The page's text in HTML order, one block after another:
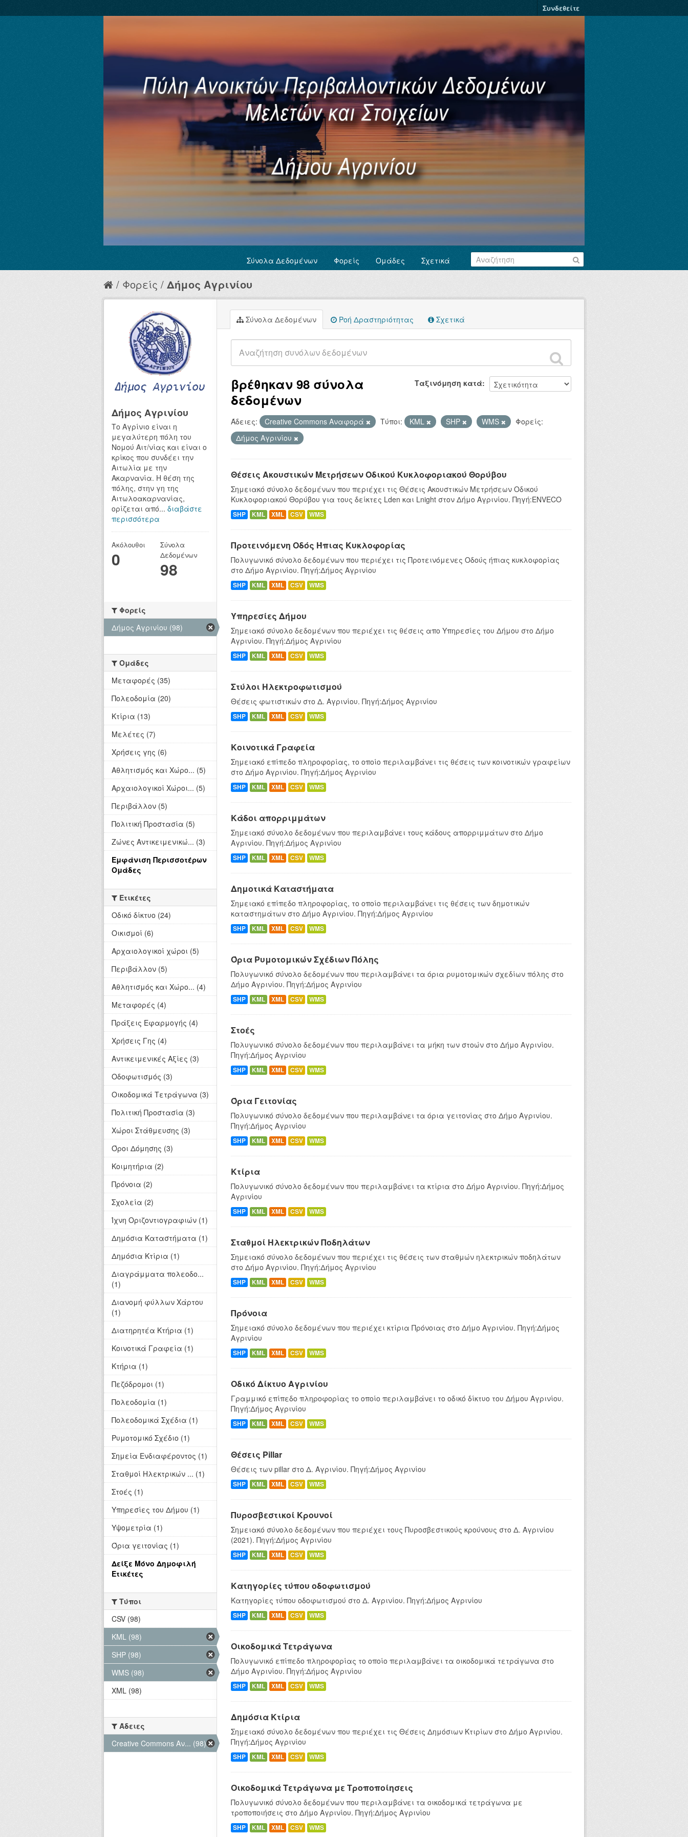
Συνδεθείτε
Σύνολα Δεδομένων Φορείς Ομάδες Σχετικά
Φορείς Δήμος Αγρινίου
Σύνολα Δεδομένων Ροή Δραστηριότητας Σχετικά
Ταξινόμηση κατά
βρέθηκαν 98 σύνολα
δεδομένων
Άδειες: Creative Commons Αναφορά Τύποι: KML SHP WMS
Φορείς:
Δήμος Αγρινίου
Θέσεις Ακουστικών Μετρήσεων Οδικού Κυκλοφοριακού Θορύβου
Σημειακό σύνολο δεδομένων που περιέχει τις Θέσεις Ακουστικών Μετρήσεων Οδικού
Κυκλοφοριακού Θορύβου για τους δείκτες Lden και Lnight στον Δήμο Αγρινίου. Πηγή:ENVECO
SHP KML XML CSV WMS
Προτεινόμενη Οδός Ήπιας Κυκλοφορίας
Πολυγωνικό σύνολο δεδομένων που περιέχει τις Προτεινόμενες Οδούς ήπιας κυκλοφορίας
στο Δήμο Αγρινίου. Πηγή:Δήμος Αγρινίου
SHP KML XML CSV WMS
Υπηρεσίες Δήμου
Σημειακό σύνολο δεδομένων που περιέχει τις θέσεις απο Υπηρεσίες του Δήμου στο Δήμο
Αγρινίου. Πηγή:Δήμος Αγρινίου
SHP KML XML CSV WMS
Στύλοι Ηλεκτροφωτισμού
Θέσεις φωτιστικών στο Δ. Αγρινίου. Πηγή:Δήμος Αγρινίου
SHP KML XML CSV WMS
Κοινοτικά Γραφεία
Σημειακό επίπεδο πληροφορίας, το οποίο περιλαμβάνει τις θέσεις των κοινοτικών γραφείων
στο Δήμο Αγρινίου. Πηγή:Δήμος Αγρινίου
SHP KML XML CSV WMS
Κάδοι απορριμμάτων
Σημειακό σύνολο δεδομένων που περιλαμβάνει τους κάδους απορριμμάτων στο Δήμο
Αγρινίου. Πηγή:Δήμος Αγρινίου
SHP KML XML CSV WMS
Δημοτικά Καταστήματα
Σημειακό επίπεδο πληροφορίας, το οποίο περιλαμβάνει τις θέσεις των δημοτικών
καταστημάτων στο Δήμο Αγρινίου. Πηγή:Δήμος Αγρινίου
SHP KML XML CSV WMS
Όρια Ρυμοτομικών Σχέδιων Πόλης
Πολυγωνικό σύνολο δεδομένων που περιλαμβάνει τα όρια ρυμοτομικών σχεδίων πόλης στο
Δήμο Αγρινίου. Πηγή:Δήμος Αγρινίου
SHP KML XML CSV WMS
Στοές
Πολυγωνικό σύνολο δεδομένων που περιλαμβάνει τα μήκη των στοών στο Δήμο Αγρινίου.
Πηγή:Δήμος Αγρινίου
SHP KML XML CSV WMS
Όρια Γειτονίας
Πολυγωνικό σύνολο δεδομένων που περιλαμβάνει τα όρια γειτονίας στο Δήμο Αγρινίου.
Πηγή:Δήμος Αγρινίου
SHP KML XML CSV WMS
Κτίρια
Πολυγωνικό σύνολο δεδομένων που περιλαμβάνει τα κτίρια στο Δήμο Αγρινίου. Πηγή:Δήμος
Αγρινίου
SHP KML XML CSV WMS
Σταθμοί Ηλεκτρικών Ποδηλάτων
Σημειακό σύνολο δεδομένων που περιέχει τις θέσεις των σταθμών ηλεκτρικών ποδηλάτων
στο Δήμο Αγρινίου. Πηγή:Δήμος Αγρινίου
SHP KML XML CSV WMS
Πρόνοια
Σημειακό σύνολο δεδομένων που περιέχει κτίρια Πρόνοιας στο Δήμο Αγρινίου. Πηγή:Δήμος
Αγρινίου
SHP KML XML CSV WMS
Οδικό Δίκτυο Αγρινίου
Γραμμικό επίπεδο πληροφορίας το οποίο περιλαμβάνει το οδικό δίκτυο του Δήμου Αγρινίου.
Πηγή:Δήμος Αγρινίου
SHP KML XML CSV WMS
Θέσεις Pillar
Θέσεις των pillar στο Δ. Αγρινίου. Πηγή:Δήμος Αγρινίου
SHP KML XML CSV WMS
Πυροσβεστικοί Κρουνοί
Σημειακό σύνολο δεδομένων που περιέχει τους Πυροσβεστικούς κρούνους στο Δ. Αγρινίου
(2021). Πηγή:Δήμος Αγρινίου
SHP KML XML CSV WMS
Κατηγορίες τύπου οδοφωτισμού
Κατηγορίες τύπου οδοφωτισμού στο Δ. Αγρινίου. Πηγή:Δήμος Αγρινίου
SHP KML XML CSV WMS
Οικοδομικά Τετράγωνα
Πολυγωνικό επίπεδο πληροφορίας το οποίο περιλαμβάνει τα οικοδομικά τετράγωνα στο
Δήμο Αγρινίου. Πηγή:Δήμος Αγρινίου
SHP KML XML CSV WMS
Δημόσια Κτίρια
Σημειακό σύνολο δεδομένων που περιέχει τις Θέσεις Δημόσιων Κτιρίων στο Δήμο Αγρινίου.
Πηγή:Δήμος Αγρινίου
SHP KML XML CSV WMS
Οικοδομικά Τετράγωνα με Τροποποίησεις
Πολυγωνικό σύνολο δεδομένων που περιλαμβάνει τα οικοδομικά τετράγωνα με
τροποποιήσεις στο Δήμο Αγρινίου. Πηγή:Δήμος Αγρινίου
SHP KML XML CSV WMS
Δήμος Αγρινίου
Το Αγρίνιο είναι η
μεγαλύτερη πόλη του
Νομού Αιτ/νίας και είναι ο
κρίκος που συνδέει την
Αιτωλία με την
Ακαρνανία. Η θέση της
πόλης, στην γη της
Αιτωλοακαρνανίας,
ορίζεται από... διαβάστε
περισσότερα
Ακόλουθοι
0
Σύνολα
Δεδομένων
98
Φορείς
Δήμος Αγρινίου (98)
Ομάδες
Μεταφορές (35)
Πολεοδομία (20)
Κτίρια (13)
Μελέτες (7)
Χρήσεις γης (6)
Αθλητισμός και Χώρο... (5)
Αρχαιολογικοί Χώροι... (5)
Περιβάλλον (5)
Πολιτική Προστασία (5)
Ζώνες Αντικειμενικώ... (3)
Εμφάνιση Περισσοτέρων
Ομάδες
Ετικέτες
Οδικό δίκτυο (24)
Οικισμοί (6)
Αρχαιολογικοί χώροι (5)
Περιβάλλον (5)
Αθλητισμός και Χώρο... (4)
Μεταφορές (4)
Πράξεις Εφαρμογής (4)
Χρήσεις Γης (4)
Αντικειμενικές Αξίες (3)
Οδοφωτισμός (3)
Οικοδομικά Τετράγωνα (3)
Πολιτική Προστασία (3)
Χώροι Στάθμευσης (3)
Όροι Δόμησης (3)
Κοιμητήρια (2)
Πρόνοια (2)
Σχολεία (2)
Ίχνη Οριζοντιογραφιών (1)
Δημόσια Καταστήματα (1)
Δημόσια Κτίρια (1)
Διαγράμματα πολεοδο...
(1)
Διανομή φύλλων Χάρτου
(1)
Διατηρητέα Κτήρια (1)
Κοινοτικά Γραφεία (1)
Κτήρια (1)
Πεζόδρομοι (1)
Πολεοδομία (1)
Πολεοδομικά Σχέδια (1)
Ρυμοτομικό Σχέδιο (1)
Σημεία Ενδιαφέροντος (1)
Σταθμοί Ηλεκτρικών ... (1)
Στοές (1)
Υπηρεσίες του Δήμου (1)
Υψομετρία (1)
Όρια γειτονίας (1)
Δείξε Μόνο Δημοφιλή
Ετικέτες
Τύποι
CSV (98)
KML (98)
SHP (98)
WMS (98)
XML (98)
Άδειες
Creative Commons Αν... (98)